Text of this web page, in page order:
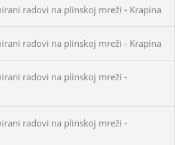
radovi na plinskoj mreži - Krapina
radovi na plinskoj mreži - Krapina
radovi na plinskoj mreži -
radovi na plinskoj mreži -